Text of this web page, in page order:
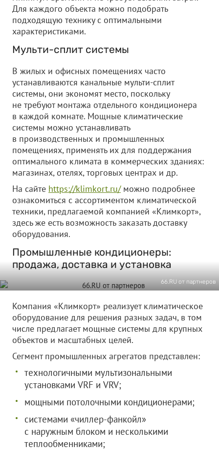
Для каждого объекта можно подобрать
подходящую технику с оптимальными
характеристиками.
Мульти-сплит системы
В жилых и офисных помещениях часто
устанавливаются канальные мульти-сплит
системы, они экономят место, поскольку
не требуют монтажа отдельного кондиционера
в каждой комнате. Мощные климатические
системы можно устанавливать
в производственных и промышленных
помещениях, применять их для поддержания
оптимального климата в коммерческих зданиях:
магазинах, отелях, торговых центрах и др.
На сайте https://klimkort.ru/можно подробнее
ознакомиться с ассортиментом климатической
техники, предлагаемой компанией «Климкорт»,
здесь же есть возможность заказать доставку
оборудования.
Промышленные кондиционеры:
продажа, доставка и установка
66.RU от партнеров
Компания «Климкорт» реализует климатическое
оборудование для решения разных задач, в том
числе предлагает мощные системы для крупных
объектов и масштабных целей.
Сегмент промышленных агрегатов представлен:
технологичными мультизональными
установками VRF и VRV;
мощными потолочными кондиционерами;
системами «чиллер-фанкойл»
с наружным блоком и несколькими
теплообменниками;